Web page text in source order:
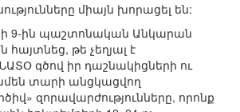
միայն խորացել են:
9-ին պաշտոնական Անկարան
հայտնեց, թե չեղյալ է
գծով իր դաշնակիցների ու
տարի անցկացվող
զորավարժությունները, որոնք